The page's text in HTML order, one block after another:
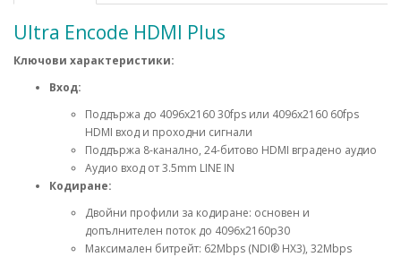
Ultra Encode HDMI Plus
Ключови характеристики:
Вход:
Поддържа до 4096x2160 30fps или 4096x2160 60fps
HDMI вход и проходни сигнали
Поддържа 8-канално, 24-битово HDMI вградено аудио
Аудио вход от 3.5mm LINE IN
Кодиране:
Двойни профили за кодиране: основен и
допълнителен поток до 4096x2160p30
Максимален битрейт: 62Mbps (NDI® HX3), 32Mbps